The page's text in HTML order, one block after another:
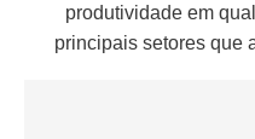
produtividade em
principais setores que